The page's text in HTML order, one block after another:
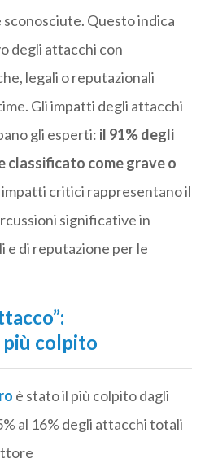
Questo indica
degli attacchi con
legali o reputazionali
Gli impatti degli attacchi
gli esperti: il 91% degli
classificato come grave o
impatti critici rappresentano il
significative in
e di reputazione per le
colpito
è stato il più colpito dagli
al 16% degli attacchi totali